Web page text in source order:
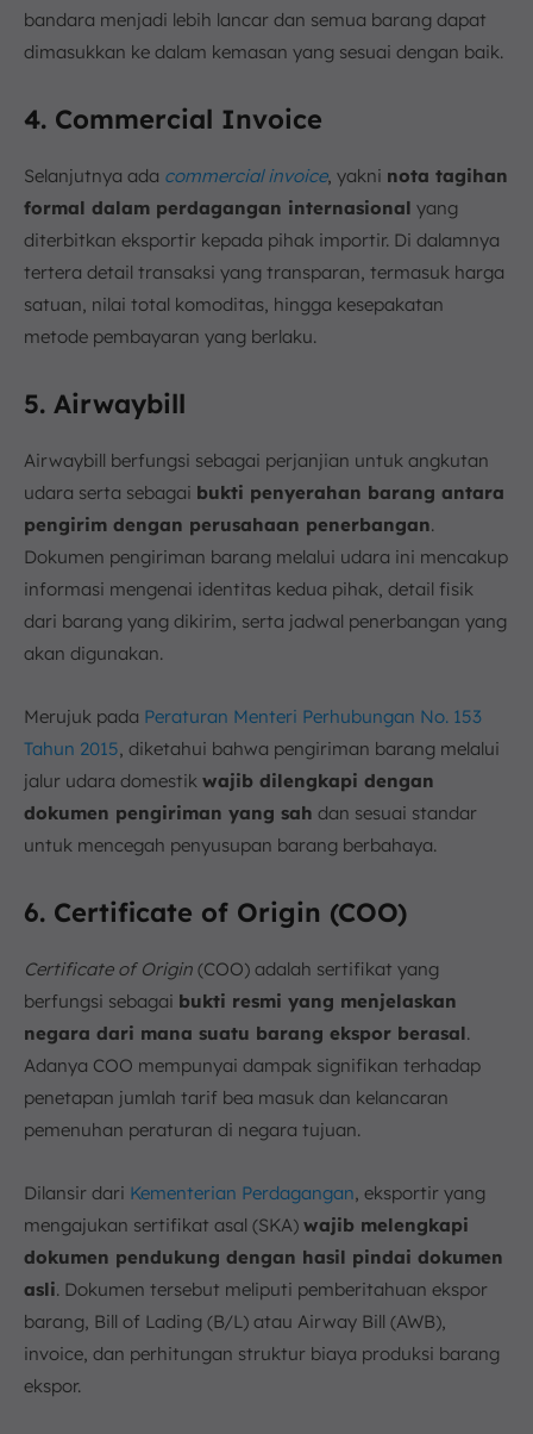
bandara menjadi lebih lancar dan semua barang dapat
dimasukkan ke dalam kemasan yang sesuai dengan baik.
4. Commercial Invoice
Selanjutnya ada commercial invoice, yakni nota tagihan
formal dalam perdagangan internasional yang
diterbitkan eksportir kepada pihak importir. Di dalamnya
tertera detail transaksi yang transparan, termasuk harga
satuan, nilai total komoditas, hingga kesepakatan
metode pembayaran yang berlaku.
5. Airwaybill
Airwaybill berfungsi sebagai perjanjian untuk angkutan
udara serta sebagai bukti penyerahan barang antara
pengirim dengan perusahaan penerbangan.
Dokumen pengiriman barang melalui udara ini mencakup
informasi mengenai identitas kedua pihak, detail fisik
dari barang yang dikirim, serta jadwal penerbangan yang
akan digunakan.
Merujuk pada Peraturan Menteri Perhubungan No. 153
Tahun 2015, diketahui bahwa pengiriman barang melalui
jalur udara domestik wajib dilengkapi dengan
dokumen pengiriman yang sah dan sesuai standar
untuk mencegah penyusupan barang berbahaya.
6. Certificate of Origin (COO)
Certificate of Origin (COO) adalah sertifikat yang
berfungsi sebagai bukti resmi yang menjelaskan
negara dari mana suatu barang ekspor berasal.
Adanya COO mempunyai dampak signifikan terhadap
penetapan jumlah tarif bea masuk dan kelancaran
pemenuhan peraturan di negara tujuan.
Dilansir dari Kementerian Perdagangan, eksportir yang
mengajukan sertifikat asal (SKA) wajib melengkapi
dokumen pendukung dengan hasil pindai dokumen
asli. Dokumen tersebut meliputi pemberitahuan ekspor
barang, Bill of Lading (B/L) atau Airway Bill (AWB),
invoice, dan perhitungan struktur biaya produksi barang
ekspor.